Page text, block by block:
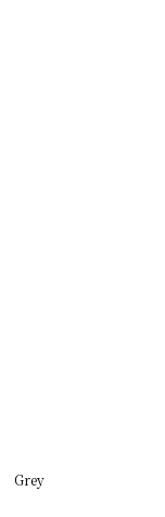
Grey